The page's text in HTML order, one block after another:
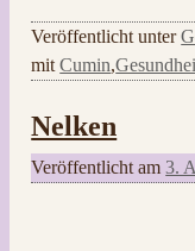
Veröffentlicht unter
mit Cumin,
Nelken
Veröffentlicht am3.